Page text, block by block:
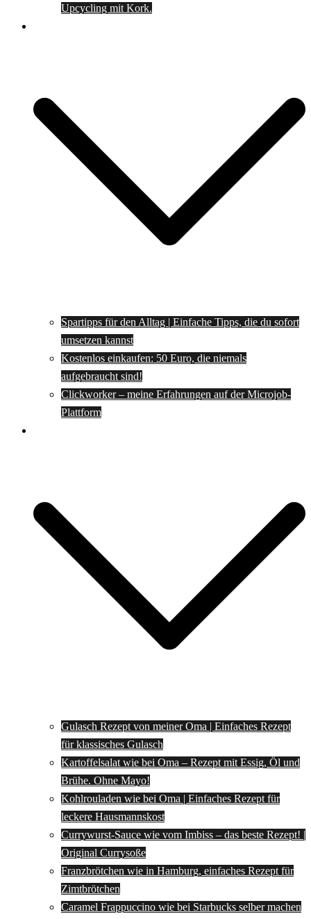
Upcycling mit Kork.
Spartipps für den Alltag | Einfache Tipps, die du sofort
umsetzen kannst
Kostenlos einkaufen: 50 Euro, die niemals
aufgebraucht sind!
Clickworker – meine Erfahrungen auf der Microjob-
Plattform
Gulasch Rezept von meiner Oma | Einfaches Rezept
für klassisches Gulasch
Kartoffelsalat wie bei Oma – Rezept mit Essig, Öl und
Brühe. Ohne Mayo!
Kohlrouladen wie bei Oma | Einfaches Rezept für
leckere Hausmannskost
Currywurst-Sauce wie vom Imbiss – das beste Rezept! |
Original Currysoße
Franzbrötchen wie in Hamburg, einfaches Rezept für
Zimtbrötchen
Caramel Frappuccino wie bei Starbucks selber machen